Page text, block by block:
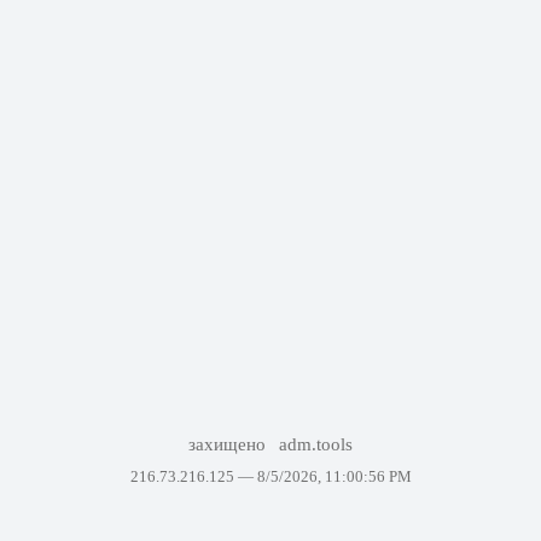
захищено adm.tools
216.73.216.125 — 8/5/2026, 11:00:56 PM